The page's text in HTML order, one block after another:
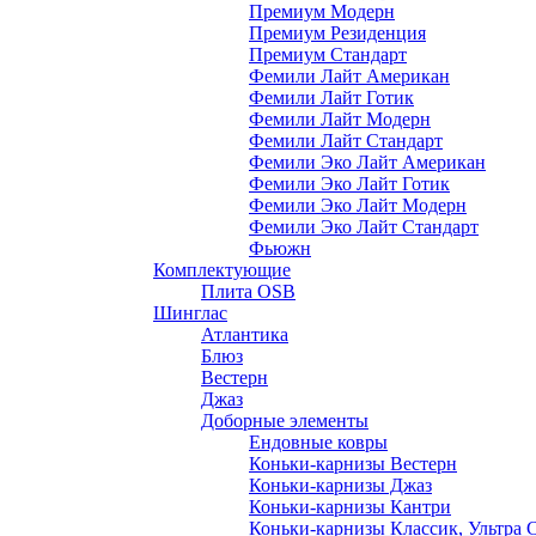
Премиум Модерн
Премиум Резиденция
Премиум Стандарт
Фемили Лайт Американ
Фемили Лайт Готик
Фемили Лайт Модерн
Фемили Лайт Стандарт
Фемили Эко Лайт Американ
Фемили Эко Лайт Готик
Фемили Эко Лайт Модерн
Фемили Эко Лайт Стандарт
Фьюжн
Комплектующие
Плита OSB
Шинглас
Атлантика
Блюз
Вестерн
Джаз
Доборные элементы
Ендовные ковры
Коньки-карнизы Вестерн
Коньки-карнизы Джаз
Коньки-карнизы Кантри
Коньки-карнизы Классик, Ультра